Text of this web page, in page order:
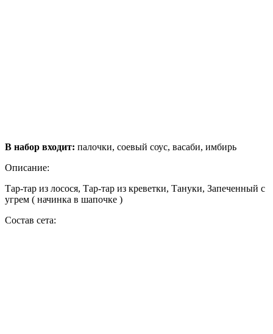
В набор входит: палочки, соевый соус, васаби, имбирь
Описание:
Тар-тар из лосося, Тар-тар из креветки, Тануки, Запеченный с
угрем ( начинка в шапочке )
Состав сета: